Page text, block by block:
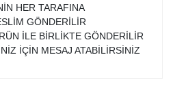
HER TARAFINA
GÖNDERİLİR
İLE BİRLİKTE GÖNDERİLİR
İÇİN MESAJ ATABİLİRSİNİZ